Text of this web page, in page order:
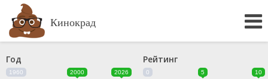
Кинокрад
Год
1960 2000 2026
Рейтинг
0 5 10